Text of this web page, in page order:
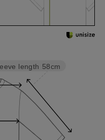
length 58cm